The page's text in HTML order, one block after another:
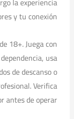
y tu conexión.
18+. Juega con
usa
de descanso o
Verifica
antes de operar.